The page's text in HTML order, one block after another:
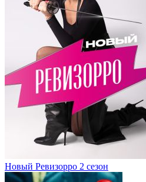
Новый Ревизорро 2 сезон